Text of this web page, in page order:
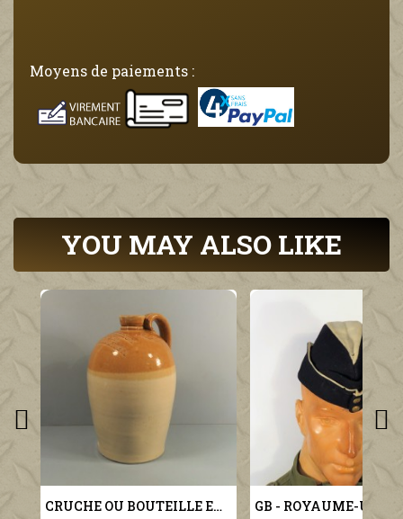
Moyens de paiements :
YOU MAY ALSO LIKE
CRUCHE OU BOUTEILLE EN GRES TYPE S.R.D. ANGLAISE MILITARIA WW1 WW2